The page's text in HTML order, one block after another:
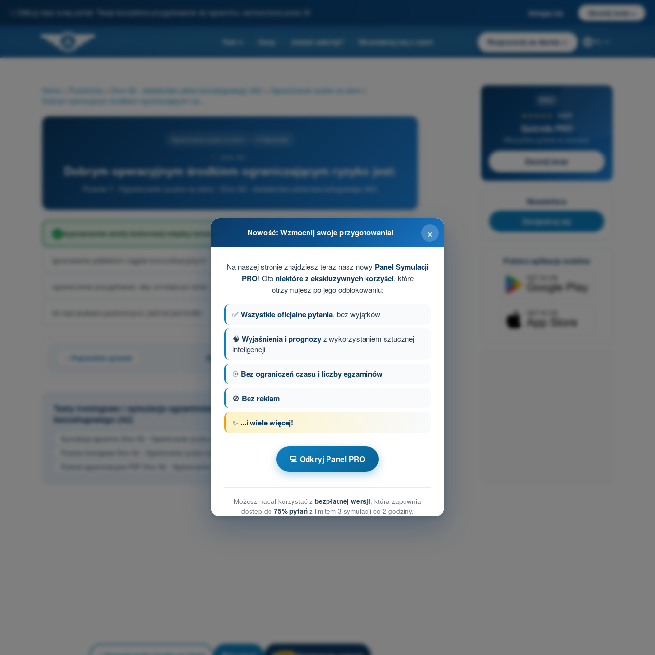
Odkryj nasz nowy portal: Twoje kompletne przygotowanie do egzaminu, wzmocnione przez AI Zaloguj się Zacznij teraz
Test Ceny Jesteś szkołą? Skontaktuj się z nami Rozpocznij za darmo
Home Przedmioty Dron A2 - świadectwo pilota bezzałogowego (A2) Ograniczanie ryzyka na ziemi
Dobrym operacyjnym środkiem ograniczającym ryzyko jest:
Pytanie 7 - Ograniczanie ryzyka na ziemi - Dron A2 - świadectwo pilota bezzałogowego (A2)
wyznaczenie strefy buforowej między torem lotu a osobami postronnymi
ignorowanie pobliskich ciągów komunikacyjnych
ograniczenie przygotowań, aby zmniejszyć stres
lot nad osobami postronnymi, jeśli lot jest krótki
Poprzednie pytanie Pytanie 7 z 100
Testy treningowe i symulacje egzaminów z limitem czasowym Dron A2 - świadectwo pilota
bezzałogowego (A2)
Symulacja egzaminu Dron A2 - Ograniczanie ryzyka na ziemi
Pytania treningowe Dron A2 - Ograniczanie ryzyka na ziemi
Pytania egzaminacyjne PDF Dron A2 - Ograniczanie ryzyka na ziemi
4,6/5
Quizvds PRO
Zacznij teraz
Newslettera
Zarejestruj się
Pobierz aplikacje mobilne
×
Nowość: Wzmocnij swoje przygotowania!
Na naszej stronie znajdziesz teraz nasz nowy Panel Symulacji
PRO! Oto niektóre z ekskluzywnych korzyści, które
otrzymujesz po jego odblokowaniu:
✅Wszystkie oficjalne pytania, bez wyjątków
🧠 Wyjaśnienia i prognozyz wykorzystaniem sztucznej
inteligencji
♾️ Bez ograniczeń czasu i liczby egzaminów
🚫 Bez reklam
✨ ...i wiele więcej!
💻 Odkryj Panel PRO
Możesz nadal korzystać z bezpłatnej wersji, która zapewnia
dostęp do 75% pytań z limitem 3 symulacji co 2 godziny.